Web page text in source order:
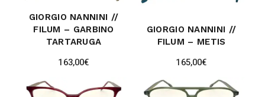
GIORGIO NANNINI //
FILUM – GARBINO
TARTARUGA
163,00€
GIORGIO NANNINI //
FILUM – METIS
165,00€